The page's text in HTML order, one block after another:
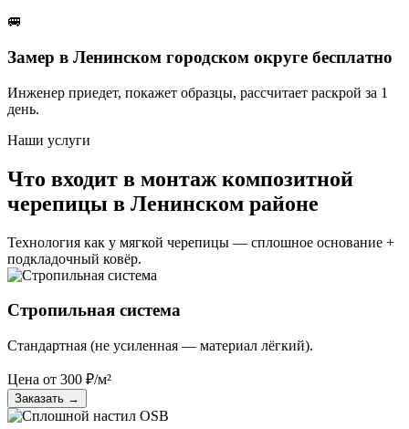
🚐
Замер в Ленинском городском округе бесплатно
Инженер приедет, покажет образцы, рассчитает раскрой за 1
день.
Наши услуги
Что входит в монтаж композитной
черепицы в Ленинском районе
Технология как у мягкой черепицы — сплошное основание +
подкладочный ковёр.
Стропильная система
Стандартная (не усиленная — материал лёгкий).
Цена от 300 ₽/м²
Заказать →